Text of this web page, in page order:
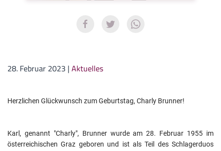
28. Februar 2023 | Aktuelles
Herzlichen Glückwunsch zum Geburtstag, Charly Brunner!
Karl, genannt "Charly", Brunner wurde am 28. Februar 1955 im
österreichischen Graz geboren und ist als Teil des Schlagerduos